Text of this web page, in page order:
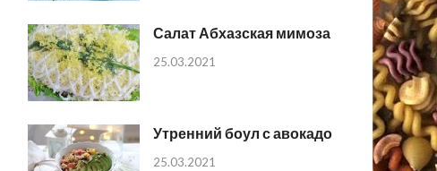
Салат Абхазская мимоза
25.03.2021
Утренний боул с авокадо
25.03.2021